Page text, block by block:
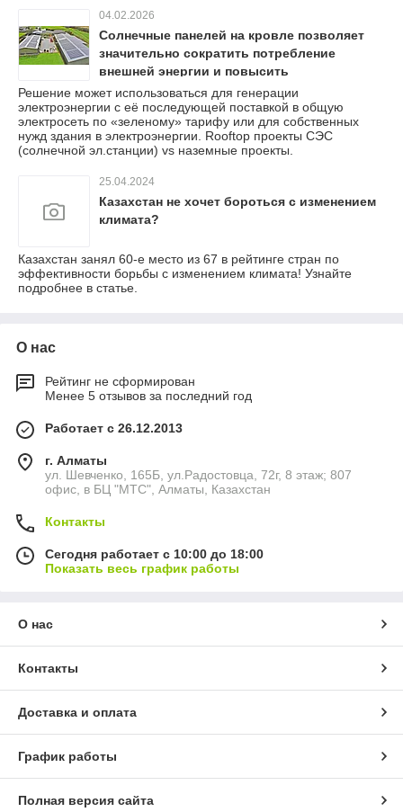
04.02.2026
Cолнечные панелей на кровле позволяет
значительно сократить потребление
внешней энергии и повысить
энергоэффективность коммерческих
зданий.
Решение может использоваться для генерации
электроэнергии с её последующей поставкой в общую
электросеть по «зеленому» тарифу или для собственных
нужд здания в электроэнергии. Rooftop проекты СЭС
(солнечной эл.станции) vs наземные проекты.
25.04.2024
Казахстан не хочет бороться с изменением
климата?
Казахстан занял 60-е место из 67 в рейтинге стран по
эффективности борьбы с изменением климата! Узнайте
подробнее в статье.
О нас
Рейтинг не сформирован
Менее 5 отзывов за последний год
Работает с 26.12.2013
г. Алматы
ул. Шевченко, 165Б, ул.​Радостовца, 72г, 8 этаж; 807
офис, в БЦ "МТС", Алматы, Казахстан
Контакты
Сегодня работает с 10:00 до 18:00
Показать весь график работы
О нас
Контакты
Доставка и оплата
График работы
Полная версия сайта